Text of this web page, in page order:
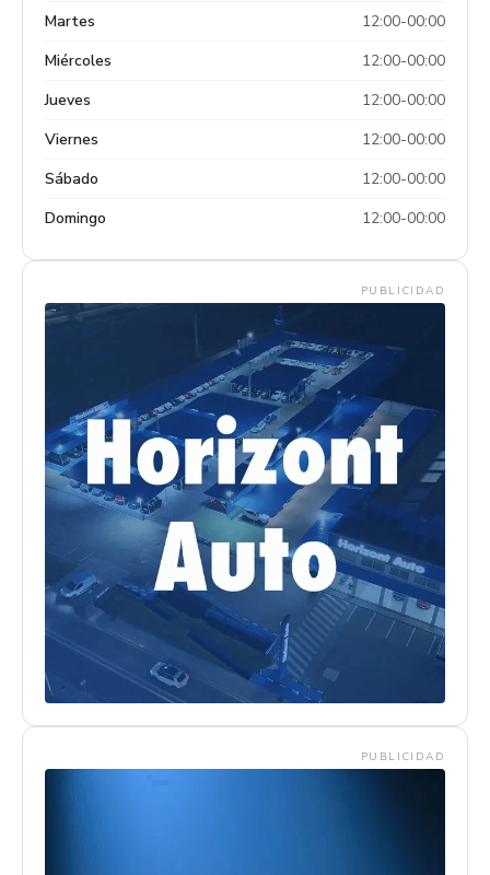
Martes
12:00-00:00
Miércoles
12:00-00:00
Jueves
12:00-00:00
Viernes
12:00-00:00
Sábado
12:00-00:00
Domingo
12:00-00:00
PUBLICIDAD
PUBLICIDAD